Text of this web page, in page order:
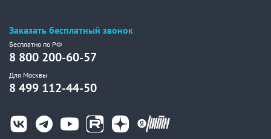
Заказать бесплатный звонок
Бесплатно по РФ
8 800 200-60-57
Для Москвы
8 499 112-44-50